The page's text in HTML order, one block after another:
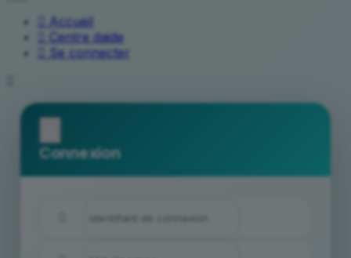
Accueil
Centre daide
Se connecter
Connexion